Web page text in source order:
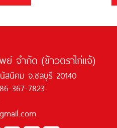
จำกัด (ข้าวตราไก่แจ้)
สนิคม จ.ชลบุรี 20140
367-7823